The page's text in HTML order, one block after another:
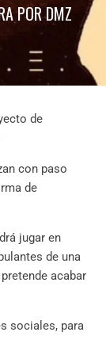
POR DMZ
de
con paso
de
jugar en
de una
acabar
sociales, para